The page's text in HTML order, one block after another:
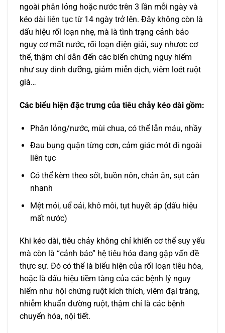
ngoài phân lỏng hoặc nước trên 3 lần mỗi ngày và
kéo dài liên tục từ 14 ngày trở lên. Đây không còn là
dấu hiệu rối loạn nhẹ, mà là tình trạng cảnh báo
nguy cơ mất nước, rối loạn điện giải, suy nhược cơ
thể, thậm chí dẫn đến các biến chứng nguy hiểm
như suy dinh dưỡng, giảm miễn dịch, viêm loét ruột
già…
Các biểu hiện đặc trưng của tiêu chảy kéo dài gồm:
Phân lỏng/nước, mùi chua, có thể lẫn máu, nhầy
Đau bụng quặn từng cơn, cảm giác mót đi ngoài
liên tục
Có thể kèm theo sốt, buồn nôn, chán ăn, sụt cân
nhanh
Mệt mỏi, uể oải, khô môi, tụt huyết áp (dấu hiệu
mất nước)
Khi kéo dài, tiêu chảy không chỉ khiến cơ thể suy yếu
mà còn là “cảnh báo” hệ tiêu hóa đang gặp vấn đề
thực sự. Đó có thể là biểu hiện của rối loạn tiêu hóa,
hoặc là dấu hiệu tiềm tàng của các bệnh lý nguy
hiểm như hội chứng ruột kích thích, viêm đại tràng,
nhiễm khuẩn đường ruột, thậm chí là các bệnh
chuyển hóa, nội tiết.